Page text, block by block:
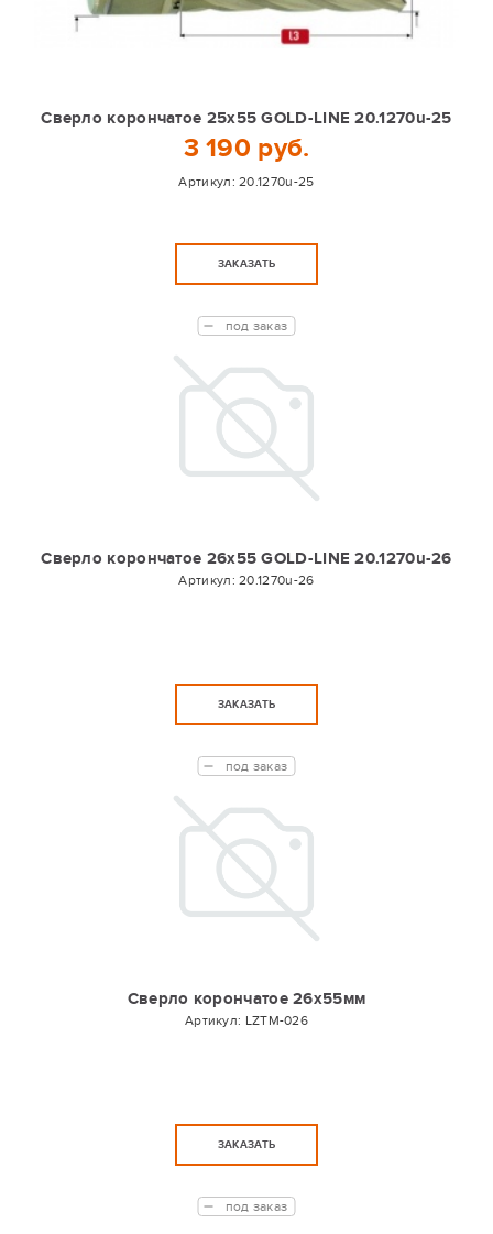
Сверло корончатое 25х55 GOLD-LINE 20.1270u-25
3 190 руб.
Артикул:20.1270u-25
ЗАКАЗАТЬ
Сверло корончатое 26х55 GOLD-LINE 20.1270u-26
Артикул:20.1270u-26
под заказ
ЗАКАЗАТЬ
Сверло корончатое 26х55мм
Артикул: LZTM-026
под заказ
ЗАКАЗАТЬ
под заказ